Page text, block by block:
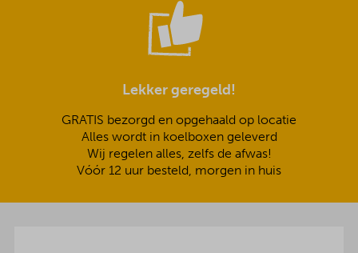
Lekker geregeld!
GRATIS bezorgd en opgehaald op locatie
Alles wordt in koelboxen geleverd
Wij regelen alles, zelfs de afwas!
Vóór 12 uur besteld, morgen in huis